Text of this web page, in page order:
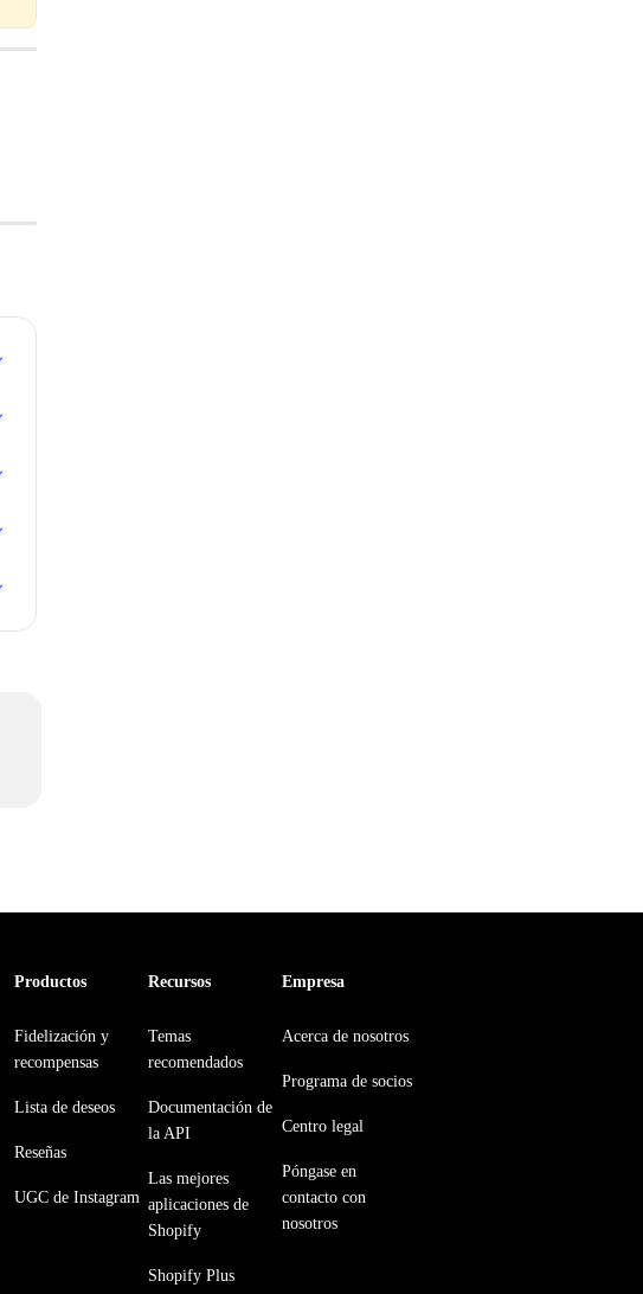
Productos
Fidelización y
recompensas
Lista de deseos
Reseñas
UGC de Instagram
Recursos
Temas
recomendados
Documentación de
la API
Las mejores
aplicaciones de
Shopify
Shopify Plus
Empresa
Acerca de nosotros
Programa de socios
Centro legal
Póngase en
contacto con
nosotros